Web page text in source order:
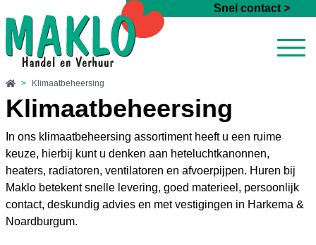
Snel contact >
> Klimaatbeheersing
Klimaatbeheersing
In ons klimaatbeheersing assortiment heeft u een ruime
keuze, hierbij kunt u denken aan heteluchtkanonnen,
heaters, radiatoren, ventilatoren en afvoerpijpen. Huren bij
Maklo betekent snelle levering, goed materieel, persoonlijk
contact, deskundig advies en met vestigingen in Harkema &
Noardburgum.